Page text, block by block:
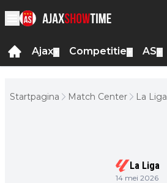
Ajax Competitie AS
Startpagina Match Center La Liga
La Liga
14 mei 2026